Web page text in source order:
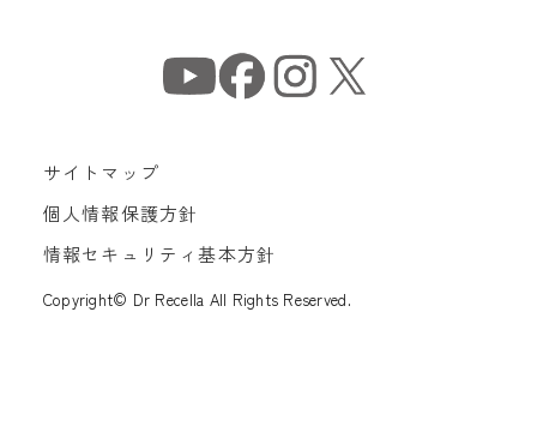
サイトマップ
個人情報保護方針
情報セキュリティ基本方針
Copyright© Dr Recella All Rights Reserved.